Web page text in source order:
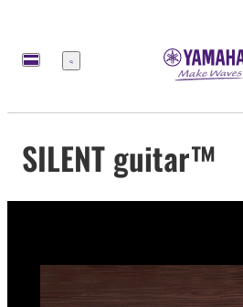
Menu
SILENT guitar™